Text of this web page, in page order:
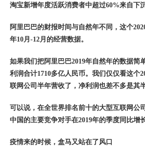
淘宝新增年度活跃消费者中超过60%来自下
阿里巴巴的财报时间与自然年不同，这个
年10月-12月的经营数据。
如果我们把阿里巴巴2019年自然年的数据简
利润合计1710多亿人民币。我们仅仅看这个
联网公司半年营收了，净利润也差不多是其
可以说，在全世界排名前十的大型互联网公
中国的主要竞争对手在2019年的季度同比
疫情来的时候，盒马又站在了风口